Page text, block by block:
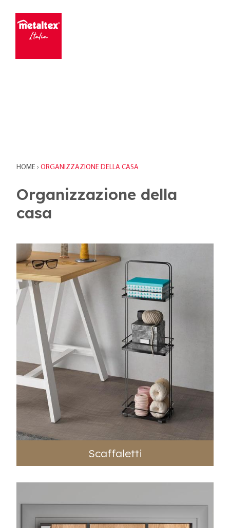
HOME › ORGANIZZAZIONE DELLA CASA
Organizzazione della
casa
Scaffaletti